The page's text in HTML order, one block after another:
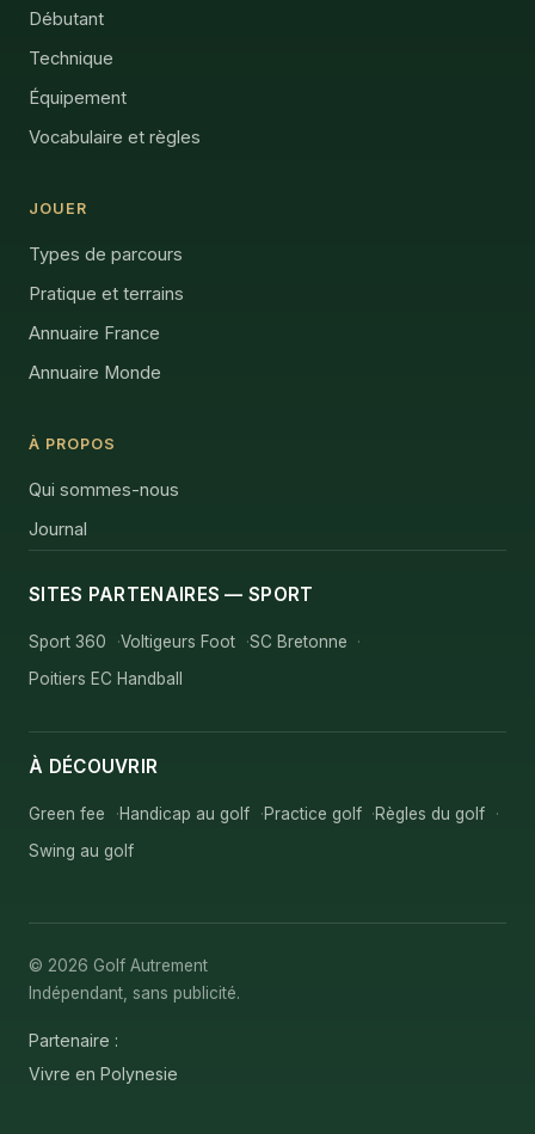
Débutant
Technique
Équipement
Vocabulaire et règles
JOUER
Types de parcours
Pratique et terrains
Annuaire France
Annuaire Monde
À PROPOS
Qui sommes-nous
Journal
SITES PARTENAIRES — SPORT
Sport 360 Voltigeurs Foot
SC Bretonne
Poitiers EC Handball
À DÉCOUVRIR
Green fee Handicap au golf Practice golf
Règles du golf
Swing au golf
© 2026 Golf Autrement
Indépendant, sans publicité.
Partenaire :
Vivre en Polynesie